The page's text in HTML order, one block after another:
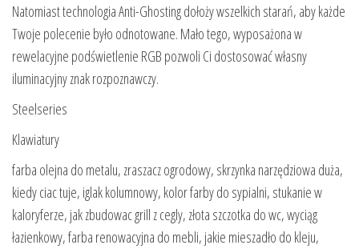
Natomiast technologia Anti-Ghosting dołoży wszelkich starań, aby każde
Twoje polecenie było odnotowane. Mało tego, wyposażona w
rewelacyjne podświetlenie RGB pozwoli Ci dostosować własny
iluminacyjny znak rozpoznawczy.
Steelseries
Klawiatury
farba olejna do metalu, zraszacz ogrodowy, skrzynka narzędziowa duża,
kiedy ciac tuje, iglak kolumnowy, kolor farby do sypialni, stukanie w
kaloryferze, jak zbudowac grill z cegly, złota szczotka do wc, wyciąg
łazienkowy, farba renowacyjna do mebli, jakie mieszadło do kleju,